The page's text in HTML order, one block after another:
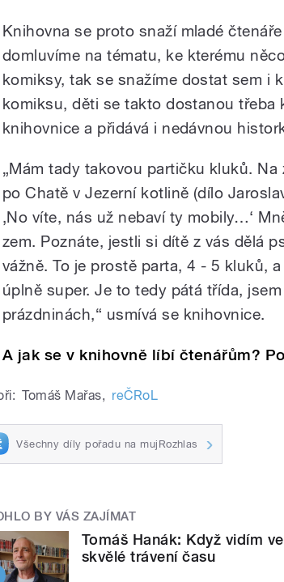
Knihovna se proto snaží mladé
domluvíme na tématu, ke kterému
komiksy, tak se snažíme dostat sem i
komiksu, děti se takto dostanou třeba
knihovnice a přidává i nedávnou
„Mám tady takovou partičku kluků.
po Chatě v Jezerní kotlině (dílo
‚No víte, nás už nebaví ty mobily…‘
zem. Poznáte, jestli si dítě z vás dělá
vážně. To je prostě parta, 4 - 5 kluků,
úplně super. Je to tedy pátá třída,
prázdninách,“ usmívá se knihovnice.
A jak se v knihovně líbí čtenářům?
Tomáš Mařas, reČRoL
Všechny díly pořadu na mujRozhlas
BY VÁS ZAJÍMAT
Tomáš Hanák: Když vidím
skvělé trávení času